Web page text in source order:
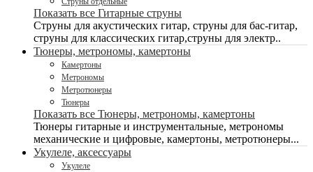
Показать все Гитарные струны
Струны для акустических гитар, струны для бас-гитар,
струны для классических гитар,струны для электр..
Тюнеры, метрономы, камертоны
Камертоны
Метрономы
Метротюнеры
Тюнеры
Показать все Тюнеры, метрономы, камертоны
Тюнеры гитарные и инструментальные, метрономы
механические и цифровые, камертоны, метротюнеры...
Укулеле, аксессуары
Укулеле